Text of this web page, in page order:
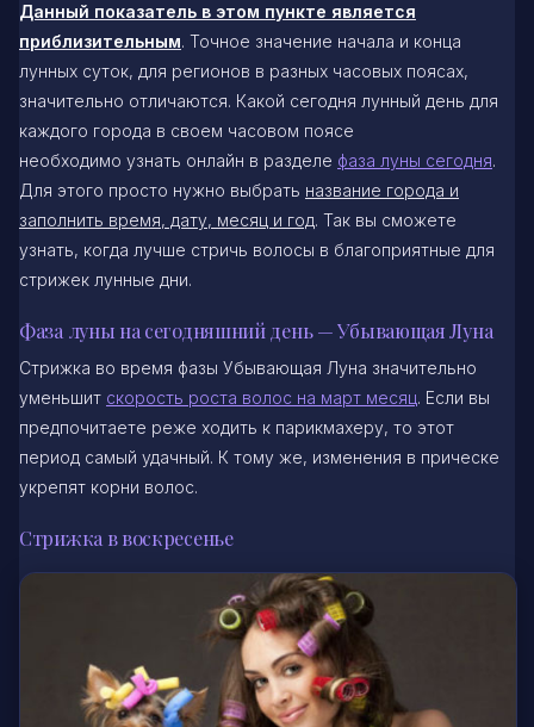
Данный показатель в этом пункте является
приблизительным. Точное значение начала и конца
лунных суток, для регионов в разных часовых поясах,
значительно отличаются. Какой сегодня лунный день для
каждого города в своем часовом поясе
необходимо узнать онлайн в разделе фаза луны сегодня.
Для этого просто нужно выбрать название города и
заполнить время, дату, месяц и год. Так вы сможете
узнать, когда лучше стричь волосы в благоприятные для
стрижек лунные дни.
Фаза луны на сегодняшний день — Убывающая Луна
Стрижка во время фазы Убывающая Луна значительно
уменьшит скорость роста волос на март месяц. Если вы
предпочитаете реже ходить к парикмахеру, то этот
период самый удачный. К тому же, изменения в прическе
укрепят корни волос.
Стрижка в воскресенье